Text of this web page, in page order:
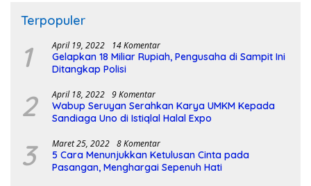
Terpopuler
1 April 19, 2022 14 Komentar
Gelapkan 18 Miliar Rupiah, Pengusaha di Sampit Ini
Ditangkap Polisi
2 April 18, 2022 9 Komentar
Wabup Seruyan Serahkan Karya UMKM Kepada
Sandiaga Uno di Istiqlal Halal Expo
3 Maret 25, 2022 8 Komentar
5 Cara Menunjukkan Ketulusan Cinta pada
Pasangan, Menghargai Sepenuh Hati